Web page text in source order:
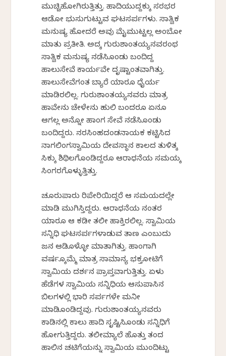
ಮುಚ್ಚಿಹೋಗಿರುತ್ತಿತ್ತು. ಹಾದಿಯುದ್ದಕ್ಕು ಸರಭರ
ಆಡೋ ಭುಸುಗುಟ್ಟುವ ಘಟಸರ್ಪಗಳು. ಸಾತ್ವಿಕ
ಮನುಷ್ಯ ಹೋದರೆ ಅವು ಮೈಮುಟ್ಟಲ್ಲ ಅಂಬೋ
ಮಾತು ಪ್ರತೀತಿ. ಅದಕ್ಕೆ ಗುರುಶಾಂತಯ್ಯನವರಂಥ
ಸಾತ್ವಿಕ ಮನುಷ್ಯ ನಡೆಸಿಕೊಂಡು ಬಂದಿದ್ದ
ಹಾಲುಸೇವೆ ಕಾರ್ಯವೇ ದೃಷ್ಟಾಂತವಾಗಿತ್ತು.
ಹಾಲುಸೇವೆಗಂತ ಬ್ಯಾರೆ ಯಾರೂ ಧೈರ್ಯ
ಮಾಡಿರಲಿಲ್ಲ. ಗುರುಶಾಂತಯ್ಯನವರು ಮಾತ್ರ
ಹಾವೇನು ಚೇಳೇನು ಹುಲಿ ಬಂದರೂ ಏನೂ
ಆಗಲ್ಲ ಅನ್ನೋ ಹಾಂಗ ಸೇವೆ ನಡೆಸಿಕೊಂಡು
ಬಂದಿದ್ದರು. ನರಸಿಂಹದಂಡನಾಯಕ ಕಟ್ಟಿಸಿದ
ನಾಗಲಿಂಗಸ್ವಾಮಿಯ ದೇವಸ್ಥಾನ ಕಾಲದ ತುಳಿತಕ್ಕೆ
ಸಿಕ್ಕು ಶಿಥಿಲಗೊಂಡಿದ್ದರೂ ಆರಾಧನೆಯ ಸಮಯಕ್ಕೆ
ಸಿಂಗರಗೊಳ್ಳುತ್ತಿತ್ತು.
ಚೂರುಪಾರು ರಿಪೇರಿಯಿದ್ದರೆ ಆ ಸಮಯದಲ್ಲೇ
ಮಾಡಿ ಮುಗಿಸ್ತಿದ್ದರು. ಆರಾಧನೆಯ ನಂತರ
ಯಾರೂ ಆ ಕಡೀ ತಲೀ ಹಾಕ್ತಿರಲಿಲ್ಲ. ಸ್ವಾಮಿಯ
ಸನ್ನಿಧಿ ಘಟಸರ್ಪಗಳಾಡುವ ತಾಣ ಎಂಬುದು
ಜನ ಆಡಿಕೊಳ್ಳೋ ಮಾತಾಗಿತ್ತು. ಹಾಂಗಾಗಿ
ವರ್ಷಕ್ಕೊಮ್ಮೆ ಮಾತ್ರ ಸಾಮಾನ್ಯ ಭಕ್ತಕೋಟಿಗೆ
ಸ್ವಾಮಿಯ ದರ್ಶನ ಪ್ರಾಪ್ತವಾಗುತ್ತಿತ್ತು. ಏಳು
ಹೆಡೆಗಳ ಸ್ವಾಮಿಯ ಸನ್ನಿಧಿಯ ಆಸುಪಾಸಿನ
ಬಿಲಗಳಲ್ಲಿ ಭಾರಿ ಸರ್ಪಗಳೇ ಮನೀ
ಮಾಡಿಕೊಂಡಿದ್ದವು. ಗುರುಶಾಂತಯ್ಯನವರು
ಕಾಡಿನಲ್ಲಿ ಕಾಲು ಹಾದಿ ಸೃಷ್ಟಿಸಿಕೊಂಡು ಸನ್ನಿಧಿಗೆ
ಹೋಗುತ್ತಿದ್ದರು. ತಲೀಮ್ಯಾಲೆ ಹೊತ್ತು ತಂದ
ಹಾಲಿನ ಚಟಿಗೆಯನ್ನು ಸ್ವಾಮಿಯ ಮುಂದಿಟ್ಟು